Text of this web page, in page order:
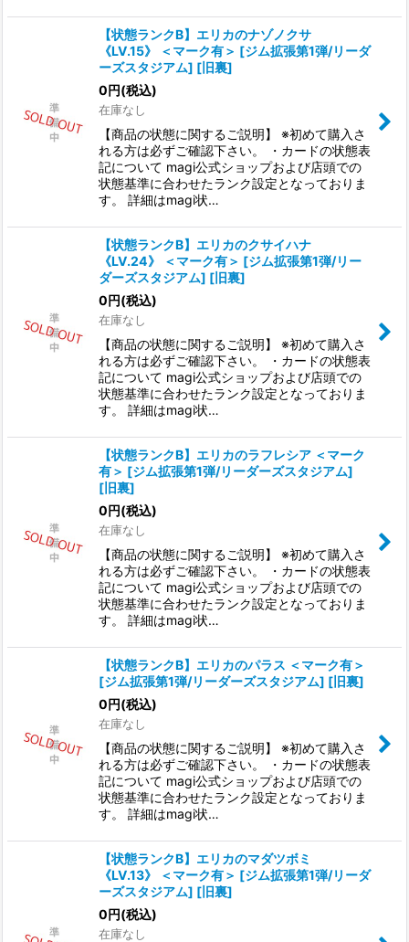
【状態ランクB】エリカのナゾノクサ
《LV.15》 ＜マーク有＞ [ジム拡張第1弾/リーダ
ーズスタジアム] [旧裏]
0円(税込)
在庫なし
【商品の状態に関するご説明】 ※初めて購入さ
れる方は必ずご確認下さい。 ・カードの状態表
記について magi公式ショップおよび店頭での
状態基準に合わせたランク設定となっておりま
す。 詳細はmagi状…
【状態ランクB】エリカのクサイハナ
《LV.24》 ＜マーク有＞ [ジム拡張第1弾/リー
ダーズスタジアム] [旧裏]
0円(税込)
在庫なし
【商品の状態に関するご説明】 ※初めて購入さ
れる方は必ずご確認下さい。 ・カードの状態表
記について magi公式ショップおよび店頭での
状態基準に合わせたランク設定となっておりま
す。 詳細はmagi状…
【状態ランクB】エリカのラフレシア ＜マーク
有＞ [ジム拡張第1弾/リーダーズスタジアム]
[旧裏]
0円(税込)
在庫なし
【商品の状態に関するご説明】 ※初めて購入さ
れる方は必ずご確認下さい。 ・カードの状態表
記について magi公式ショップおよび店頭での
状態基準に合わせたランク設定となっておりま
す。 詳細はmagi状…
【状態ランクB】エリカのパラス ＜マーク有＞
[ジム拡張第1弾/リーダーズスタジアム] [旧裏]
0円(税込)
在庫なし
【商品の状態に関するご説明】 ※初めて購入さ
れる方は必ずご確認下さい。 ・カードの状態表
記について magi公式ショップおよび店頭での
状態基準に合わせたランク設定となっておりま
す。 詳細はmagi状…
【状態ランクB】エリカのマダツボミ
《LV.13》 ＜マーク有＞ [ジム拡張第1弾/リーダ
ーズスタジアム] [旧裏]
0円(税込)
在庫なし